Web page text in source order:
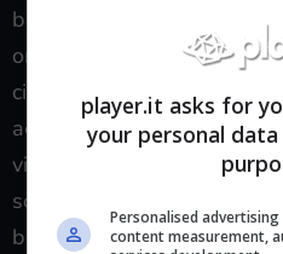
budget vengono spesso
originali e di proporremore
cionondimeno la massa
accusando poi l’industria
videoludica. Bisogna
sono diventati noiosi e tutti
bisogno di provarli tutti e
player.it asks for
your personal
Personalised
content measurement,